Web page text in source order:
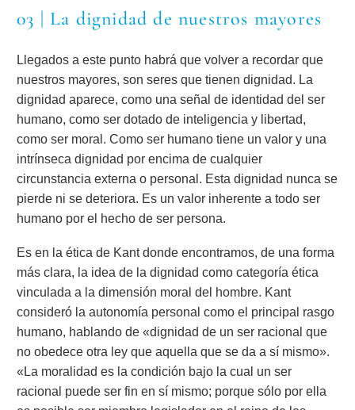
03 | La dignidad de nuestros mayores
Llegados a este punto habrá que volver a recordar que
nuestros mayores, son seres que tienen dignidad. La
dignidad aparece, como una señal de identidad del ser
humano, como ser dotado de inteligencia y libertad,
como ser moral. Como ser humano tiene un valor y una
intrínseca dignidad por encima de cualquier
circunstancia externa o personal. Esta dignidad nunca se
pierde ni se deteriora. Es un valor inherente a todo ser
humano por el hecho de ser persona.
Es en la ética de Kant donde encontramos, de una forma
más clara, la idea de la dignidad como categoría ética
vinculada a la dimensión moral del hombre. Kant
consideró la autonomía personal como el principal rasgo
humano, hablando de «dignidad de un ser racional que
no obedece otra ley que aquella que se da a sí mismo».
«La moralidad es la condición bajo la cual un ser
racional puede ser fin en sí mismo; porque sólo por ella